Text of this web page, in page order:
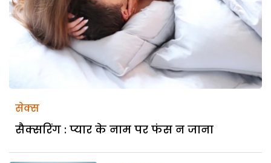
सेक्स
सैक्सरिंग : प्यार के नाम पर फंस न जाना